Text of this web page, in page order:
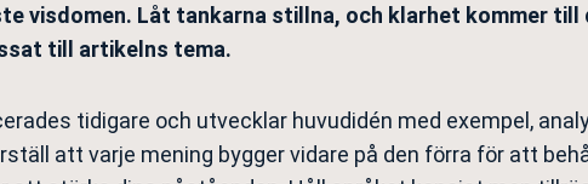
visdomen. Låt tankarna stillna, och klarhet kommer
till artikelns tema.
tidigare och utvecklar huvudidén med exempel,
att varje mening bygger vidare på den förra för att